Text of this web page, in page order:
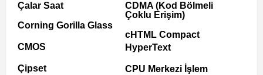
Çalar Saat
Corning Gorilla Glass
CMOS
Çipset
CDMA (Kod Bölmeli
Çoklu Erişim)
cHTML Compact
HyperText
CPU Merkezi İşlem